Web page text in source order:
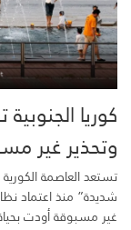
وتحذير غير
تستعد العاصمة
شديدة” منذ اعتماد